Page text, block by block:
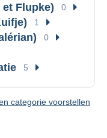
Flupke) 0
1
0
5
categorie voorstellen